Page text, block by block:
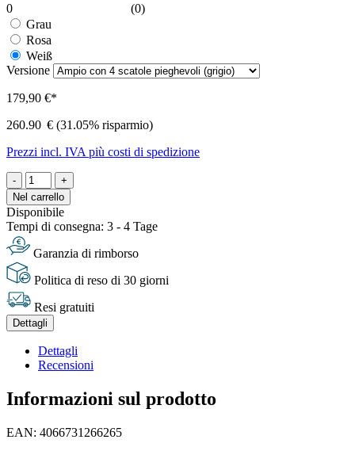
0
(0)
Grau
Rosa
Weiß
Versione
179,90 €*
260.90 € (31.05% risparmio)
Prezzi incl. IVA più costi di spedizione
-
+
Nel carrello
Disponibile
Tempi di consegna: 3 - 4 Tage
Garanzia di rimborso
Politica di reso di 30 giorni
Resi gratuiti
Dettagli
Dettagli
Recensioni
Informazioni sul prodotto
EAN: 4066731266265